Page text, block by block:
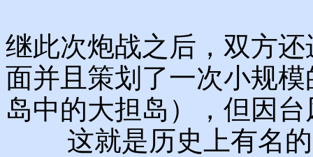
继此次炮战之后，双方
面并且策划了一次小规
岛中的大担岛），但因
这就是历史上有名